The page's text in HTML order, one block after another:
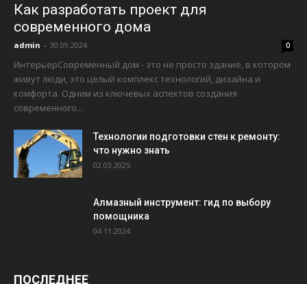
Как разработать проект для
современного дома
admin - 30.09.2024 0
ИнтерьерСовременный дом - это не просто здание, в котором
живут люди, это целый комплекс технологий, дизайна и
комфорта. Одним из ключевых аспектов создания
современного...
Технологии подготовки стен к ремонту:
что нужно знать
02.03.2025
Алмазный инструмент: гид по выбору
помощника
04.11.2024
ПОСЛЕДНЕЕ